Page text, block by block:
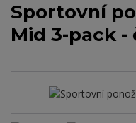
Sportovní
Mid 3-pack -